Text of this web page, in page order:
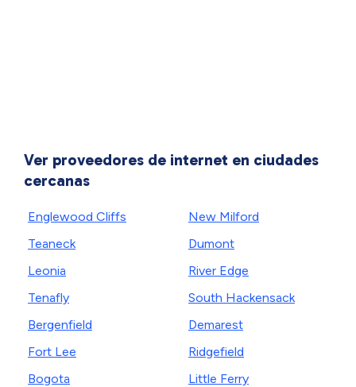
Ver proveedores de internet en ciudades
cercanas
Englewood Cliffs
Teaneck
Leonia
Tenafly
Bergenfield
Fort Lee
Bogota
New Milford
Dumont
River Edge
South Hackensack
Demarest
Ridgefield
Little Ferry